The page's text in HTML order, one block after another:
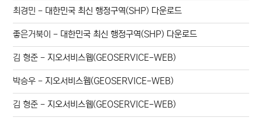
최경민 - 대한민국 최신 행정구역(SHP) 다운로드
좋은거북이 - 대한민국 최신 행정구역(SHP) 다운로드
김 형준 -지오서비스웹(GEOSERVICE-WEB)
박승우 -지오서비스웹(GEOSERVICE-WEB)
김 형준 -지오서비스웹(GEOSERVICE-WEB)